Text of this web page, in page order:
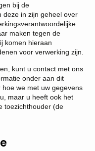
bij de
deze in zijn geheel over
maken tegen de
komen hieraan
voor verwerking zijn.
kunt u contact met ons
onder aan dit
we met uw gegevens
maar u heeft ook het
toezichthouder (de